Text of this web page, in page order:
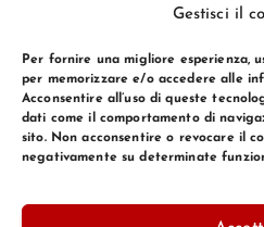
Gestisci il
Per fornire una migliore esperienza,
per memorizzare e/o accedere alle
Acconsentire all’uso di queste
dati come il comportamento di
sito. Non acconsentire o revocare il
negativamente su determinate